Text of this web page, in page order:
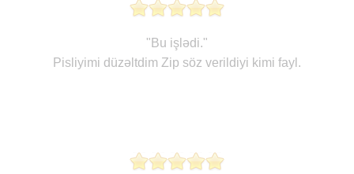
"Bu işlədi."
Pisliyimi düzəltdim Zip söz verildiyi kimi fayl.